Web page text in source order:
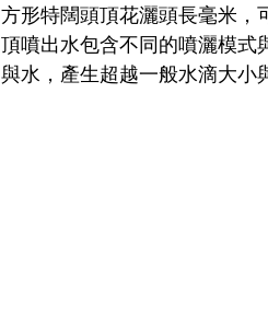
方形特闊頭頂花灑頭長毫米，
頂噴出水包含不同的噴灑模式
與水，產生超越一般水滴大小